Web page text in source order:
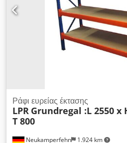
Neukamperfehn 1.924 km
Ράφι ευρείας έκτασης
LPR Grundregal :L 2550 x
T 800